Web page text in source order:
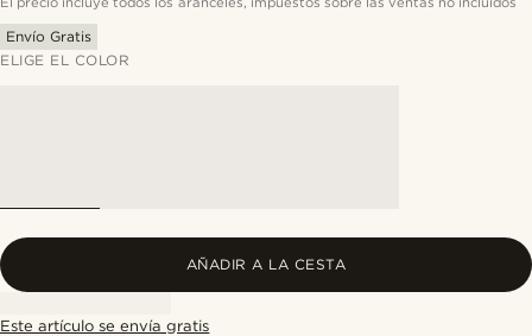
Envío Gratis
ELIGE EL COLOR
AÑADIR A LA CESTA
Este artículo se envía gratis